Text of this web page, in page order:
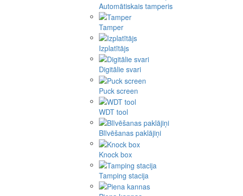
Automātiskais tamperis
Tamper
Izplatītājs
Digitālie svari
Puck screen
WDT tool
Blīvēšanas paklājiņi
Knock box
Tamping stacija